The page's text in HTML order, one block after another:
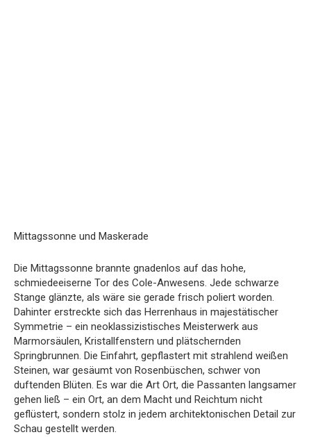
Mittagssonne und Maskerade
Die Mittagssonne brannte gnadenlos auf das hohe,
schmiedeeiserne Tor des Cole-Anwesens. Jede schwarze
Stange glänzte, als wäre sie gerade frisch poliert worden.
Dahinter erstreckte sich das Herrenhaus in majestätischer
Symmetrie – ein neoklassizistisches Meisterwerk aus
Marmorsäulen, Kristallfenstern und plätschernden
Springbrunnen. Die Einfahrt, gepflastert mit strahlend weißen
Steinen, war gesäumt von Rosenbüschen, schwer von
duftenden Blüten. Es war die Art Ort, die Passanten langsamer
gehen ließ – ein Ort, an dem Macht und Reichtum nicht
geflüstert, sondern stolz in jedem architektonischen Detail zur
Schau gestellt werden.